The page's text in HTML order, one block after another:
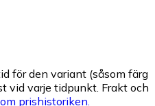
för den variant (såsom färg
vid varje tidpunkt. Frakt och
prishistoriken.